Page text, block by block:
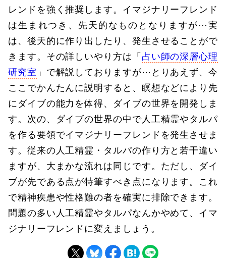
レンドを強く推奨します。イマジナリーフレンド
は生まれつき、先天的なものとなりますが⋯実
は、後天的に作り出したり、発生させることがで
きます。その詳しいやり方は「占い師の深層心理
研究室 」で解説しておりますが⋯とりあえず、今
ここでかんたんに説明すると、瞑想などにより先
にダイブの能力を体得、ダイブの世界を開発しま
す。次の、ダイブの世界の中で人工精霊やタルパ
を作る要領でイマジナリーフレンドを発生させま
す。従来の人工精霊・タルパの作り方と若干違い
ますが、大まかな流れは同じです。ただし、ダイ
ブが先である点が特筆すべき点になります。これ
で精神疾患や性格難の者を確実に排除できます。
問題の多い人工精霊やタルパなんかやめて、イマ
ジナリーフレンドに変えましょう。